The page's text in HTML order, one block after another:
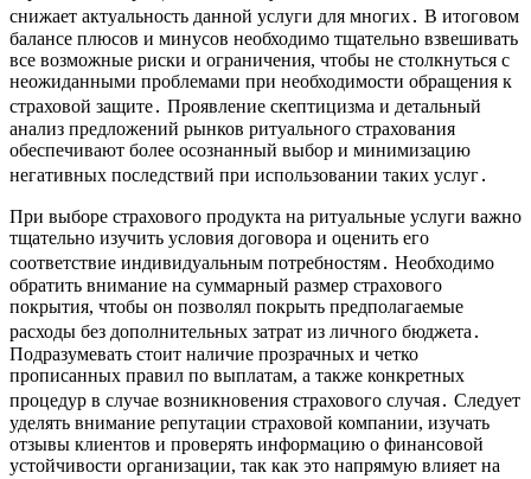
снижает актуальность данной услуги для многих․ В итоговом
балансе плюсов и минусов необходимо тщательно взвешивать
все возможные риски и ограничения, чтобы не столкнуться с
неожиданными проблемами при необходимости обращения к
страховой защите․ Проявление скептицизма и детальный
анализ предложений рынков ритуального страхования
обеспечивают более осознанный выбор и минимизацию
негативных последствий при использовании таких услуг․
При выборе страхового продукта на ритуальные услуги важно
тщательно изучить условия договора и оценить его
соответствие индивидуальным потребностям․ Необходимо
обратить внимание на суммарный размер страхового
покрытия, чтобы он позволял покрыть предполагаемые
расходы без дополнительных затрат из личного бюджета․
Подразумевать стоит наличие прозрачных и четко
прописанных правил по выплатам, а также конкретных
процедур в случае возникновения страхового случая․ Следует
уделять внимание репутации страховой компании, изучать
отзывы клиентов и проверять информацию о финансовой
устойчивости организации, так как это напрямую влияет на